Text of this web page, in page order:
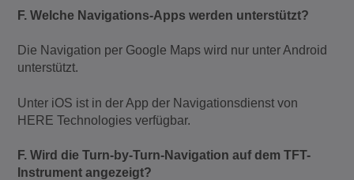
F. Welche Navigations-Apps werden unterstützt?
Die Navigation per Google Maps wird nur unter Android
unterstützt.
Unter iOS ist in der App der Navigationsdienst von
HERE Technologies verfügbar.
F. Wird die Turn-by-Turn-Navigation auf dem TFT-
Instrument angezeigt?